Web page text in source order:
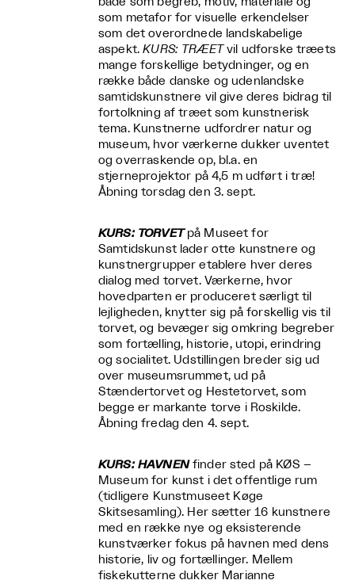
som metafor for visuelle erkendelser
som det overordnede landskabelige
aspekt.KURS: TRÆET vil udforske træets
mange forskellige betydninger, og en
række både danske og udenlandske
samtidskunstnere vil give deres bidrag til
fortolkning af træet som kunstnerisk
tema. Kunstnerne udfordrer natur og
museum, hvor værkerne dukker uventet
og overraskende op, bl.a. en
stjerneprojektor på 4,5 m udført i træ!
Åbning torsdag den 3. sept.
KURS: TORVET på Museet for
Samtidskunst lader otte kunstnere og
kunstnergrupper etablere hver deres
dialog med torvet. Værkerne, hvor
hovedparten er produceret særligt til
lejligheden, knytter sig på forskellig vis til
torvet, og bevæger sig omkring begreber
som fortælling, historie, utopi, erindring
og socialitet. Udstillingen breder sig ud
over museumsrummet, ud på
Stændertorvet og Hestetorvet, som
begge er markante torve i Roskilde.
Åbning fredag den 4. sept.
KURS: HAVNENfinder sted på KØS –
Museum for kunst i det offentlige rum
(tidligere Kunstmuseet Køge
Skitsesamling). Her sætter 16 kunstnere
med en række nye og eksisterende
kunstværker fokus på havnen med dens
historie, liv og fortællinger. Mellem
fiskekutterne dukker Marianne